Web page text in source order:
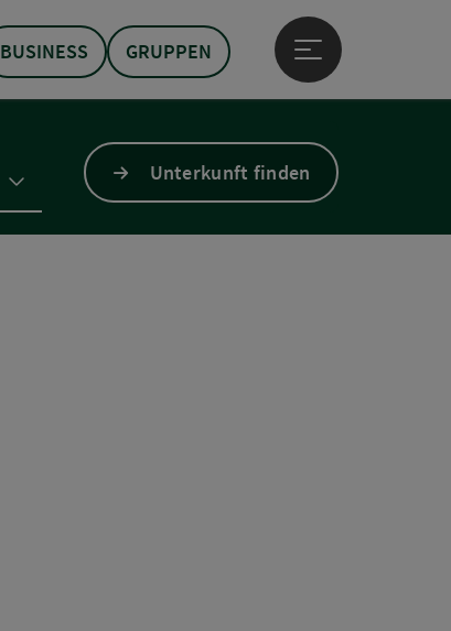
BUSINESS GRUPPEN
Hauptmenü öffnen
Unterkunft finden